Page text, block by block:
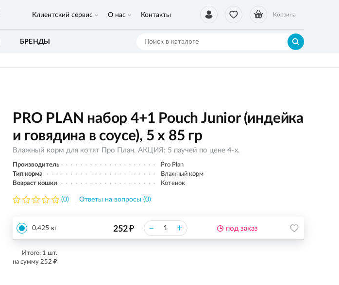
Корзина
Клиентский сервис О нас Контакты
БРЕНДЫ
PRO PLAN набор 4+1 Pouch Junior (индейка
и говядина в соусе), 5 х 85 гр
Влажный корм для котят Про План. АКЦИЯ: 5 паучей по цене 4-х.
Производитель
Pro Plan
Тип корма
Влажный корм
Возраст кошки
Котенок
(0) Ответы на вопросы (0)
0.425 кг 252₽ – + под заказ
Итого: 1 шт.
на сумму 252 ₽